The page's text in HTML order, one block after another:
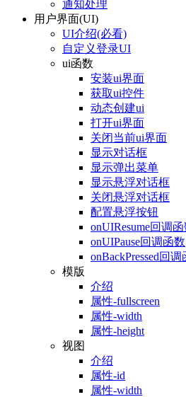
通知处理
用户界面(UI)
UI介绍(必看)
自定义登录UI
ui函数
安装ui界面
获取ui控件
动态创建ui
打开ui界面
关闭当前ui界面
显示对话框
显示弹出菜单
显示悬浮对话框
关闭悬浮对话框
配置悬浮按钮
onUIResume回调函
onUIPause回调函数
onBackPressed回调
模版
介绍
属性-fullscreen
属性-width
属性-height
视图
介绍
属性-id
属性-width